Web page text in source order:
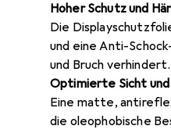
Hoher Schutz und
Die
und eine Anti-
und Bruch verhindert.
Optimierte Sicht
Eine matte,
die oleophobische